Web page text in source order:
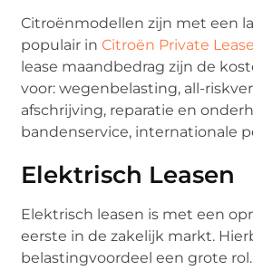
Citroënmodellen zijn met een
populair inCitroën Private Lease
lease maandbedrag zijn de
voor: wegenbelasting, all-
afschrijving, reparatie en
bandenservice, internationale
Elektrisch Leasen
Elektrisch leasen is met een
eerste in de zakelijk markt.
belastingvoordeel een grote